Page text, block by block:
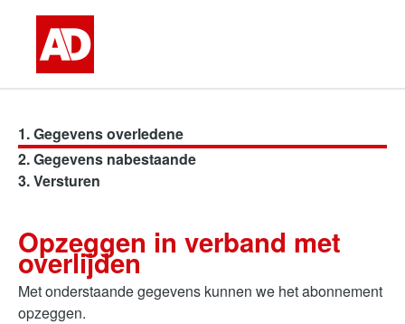
Gegevens overledene
Gegevens nabestaande
Versturen
Opzeggen in verband met
overlijden
Met onderstaande gegevens kunnen we het abonnement
opzeggen.